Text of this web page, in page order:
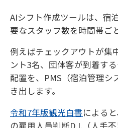
AIシフト作成ツールは、宿
要なスタッフ数を時間帯ご
例えばチェックアウトが集
ント3名、団体客が到着す
配置を、PMS（宿泊管理シ
き出します。
令和7年版観光白書による
の雇用人員判断D.I.（人手